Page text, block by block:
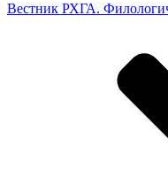
Вестник РХГА.